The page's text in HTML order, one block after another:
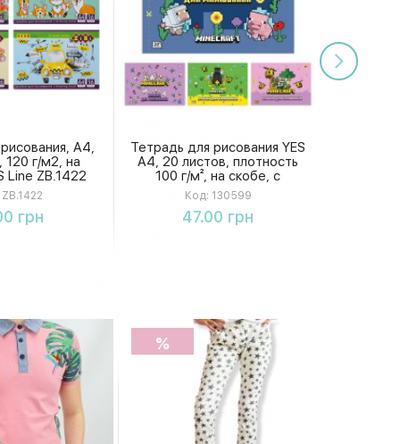
А4,
120 г/м2, на
Line ZB.1422
ZB.1422
грн
Тетрадь для рисования YES
А4, 20 листов, плотность
100 г/м², на скобе, с
перфорацией, дизайн
Minecraft Girls
Код: 130599
47.00 грн
Купить
%